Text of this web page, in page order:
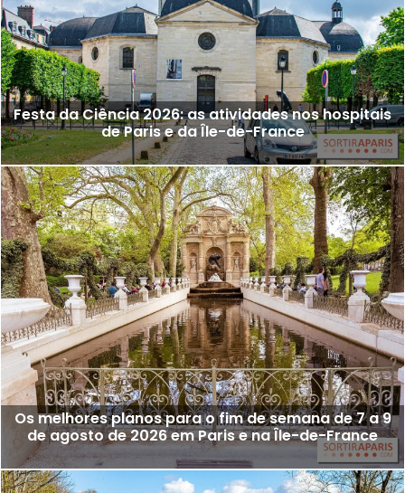
Festa da Ciência 2026: as atividades nos hospitais
de Paris e da Île-de-France
Os melhores planos para o fim de semana de 7 a 9
de agosto de 2026 em Paris e na Île-de-France